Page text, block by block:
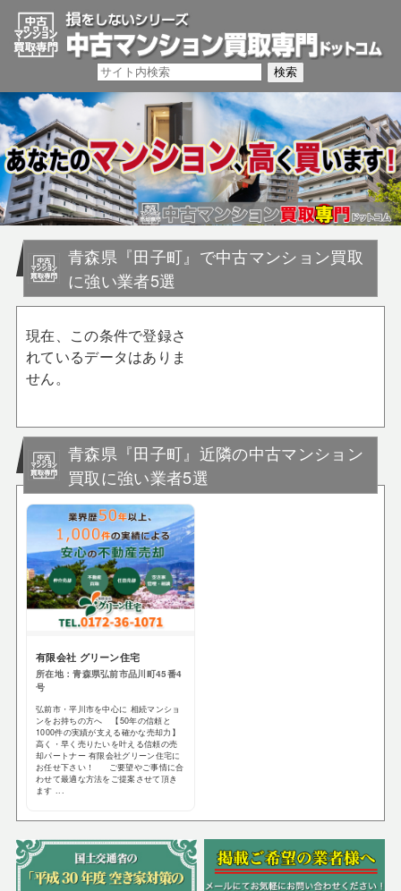
青森県『田子町』で中古マンション買取
に強い業者5選
現在、この条件で登録さ
れているデータはありま
せん。
青森県『田子町』近隣の中古マンション
買取に強い業者5選
有限会社 グリーン住宅
所在地：青森県弘前市品川町45番4
号
弘前市・平川市を中心に 相続マンショ
ンをお持ちの方へ 【50年の信頼と
1000件の実績が支える確かな売却力】
高く・早く売りたいを叶える信頼の売
却パートナー 有限会社グリーン住宅に
お任せ下さい！ ご要望やご事情に合
わせて最適な方法をご提案させて頂き
ます ...